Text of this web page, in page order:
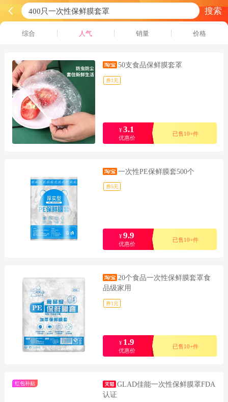
搜索
综合 人气 销量 价格
50支食品保鲜膜套罩
券1元
¥3.1
优惠价
已售10+件
一次性PE保鲜膜套500个
券5元
¥9.9
优惠价
已售10+件
20个食品一次性保鲜膜套罩食
品级家用
券1元
¥ 1.9
优惠价
已售10+件
红包补贴
GLAD佳能一次性保鲜膜罩FDA
认证